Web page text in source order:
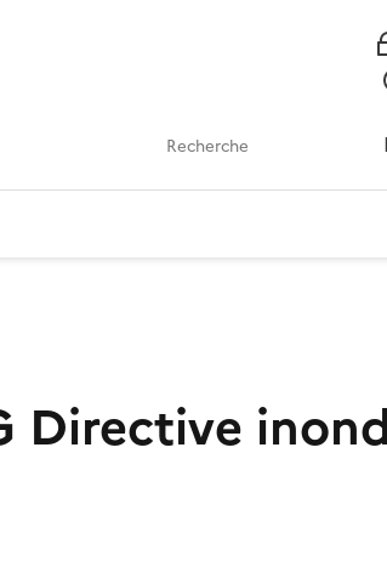
Directive